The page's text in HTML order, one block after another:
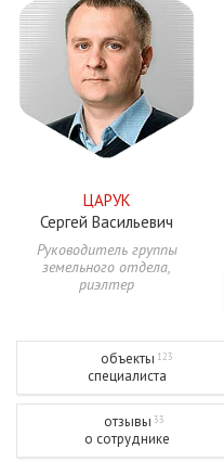
ЦАРУК
Сергей Васильевич
Руководитель группы
земельного отдела,
риэлтер
объекты 123
специалиста
отзывы 33
о сотруднике